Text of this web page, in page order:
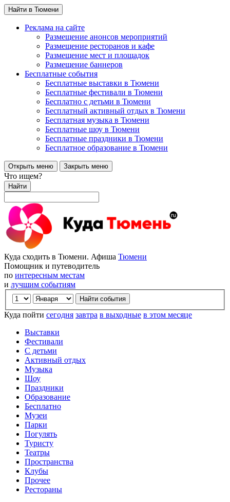
Найти в Тюмени
Реклама на сайте
Размещение анонсов мероприятий
Размещение ресторанов и кафе
Размещение мест и площадок
Размещение баннеров
Бесплатные события
Бесплатные выставки в Тюмени
Бесплатные фестивали в Тюмени
Бесплатно с детьми в Тюмени
Бесплатный активный отдых в Тюмени
Бесплатная музыка в Тюмени
Бесплатные шоу в Тюмени
Бесплатные праздники в Тюмени
Бесплатное образование в Тюмени
Открыть меню Закрыть меню
Что ищем?
Найти
Куда сходить в Тюмени. Афиша Тюмени
Помощник и путеводитель
по интересным местам
и лучшим событиям
Куда пойти сегодня завтра в выходные в этом месяце
Выставки
Фестивали
С детьми
Активный отдых
Музыка
Шоу
Праздники
Образование
Бесплатно
Музеи
Парки
Погулять
Туристу
Театры
Пространства
Клубы
Прочее
Рестораны